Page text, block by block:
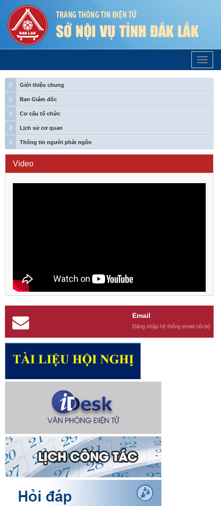
Trang
Chủ
Giới thiệu chung
Ban Giám đốc
Cơ cấu tổ chức
Lịch sử cơ quan
Thông tin người phát ngôn
Video
Email
Đăng nhập hệ thống email nội bộ